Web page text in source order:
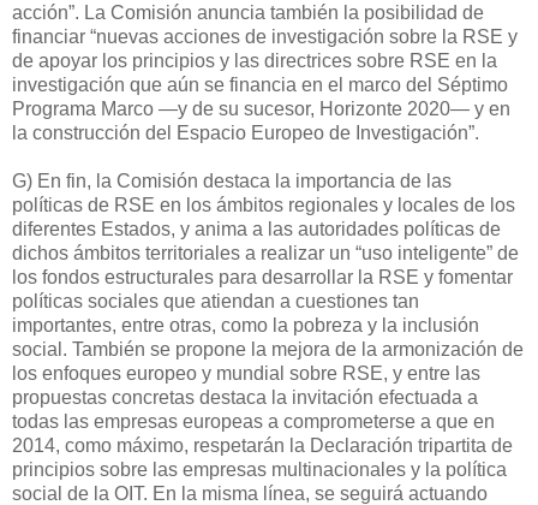
acción”. La Comisión anuncia también la posibilidad de
financiar “nuevas acciones de investigación sobre la RSE y
de apoyar los principios y las directrices sobre RSE en la
investigación que aún se financia en el marco del Séptimo
Programa Marco —y de su sucesor, Horizonte 2020— y en
la construcción del Espacio Europeo de Investigación”.
G) En fin, la Comisión destaca la importancia de las
políticas de RSE en los ámbitos regionales y locales de los
diferentes Estados, y anima a las autoridades políticas de
dichos ámbitos territoriales a realizar un “uso inteligente” de
los fondos estructurales para desarrollar la RSE y fomentar
políticas sociales que atiendan a cuestiones tan
importantes, entre otras, como la pobreza y la inclusión
social. También se propone la mejora de la armonización de
los enfoques europeo y mundial sobre RSE, y entre las
propuestas concretas destaca la invitación efectuada a
todas las empresas europeas a comprometerse a que en
2014, como máximo, respetarán la Declaración tripartita de
principios sobre las empresas multinacionales y la política
social de la OIT. En la misma línea, se seguirá actuando